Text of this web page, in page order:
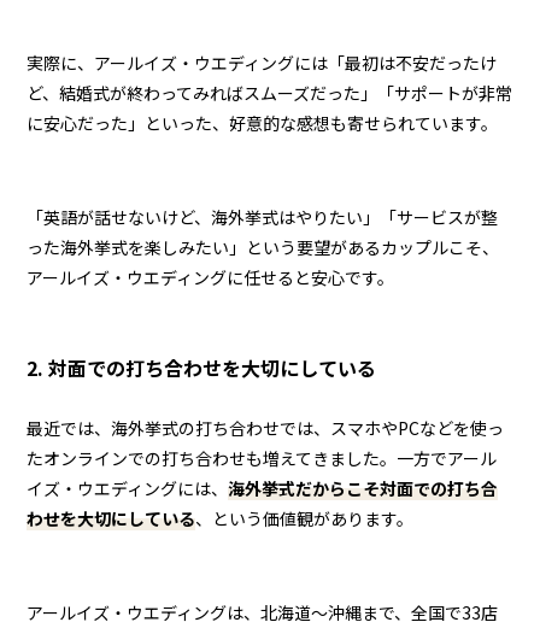
実際に、アールイズ・ウエディングには「最初は不安だったけ
ど、結婚式が終わってみればスムーズだった」「サポートが非常
に安心だった」といった、好意的な感想も寄せられています。
「英語が話せないけど、海外挙式はやりたい」「サービスが整
った海外挙式を楽しみたい」という要望があるカップルこそ、
アールイズ・ウエディングに任せると安心です。
2. 対面での打ち合わせを大切にしている
最近では、海外挙式の打ち合わせでは、スマホやPCなどを使っ
たオンラインでの打ち合わせも増えてきました。一方でアール
イズ・ウエディングには、海外挙式だからこそ対面での打ち合
わせを大切にしている、という価値観があります。
アールイズ・ウエディングは、北海道～沖縄まで、全国で33店